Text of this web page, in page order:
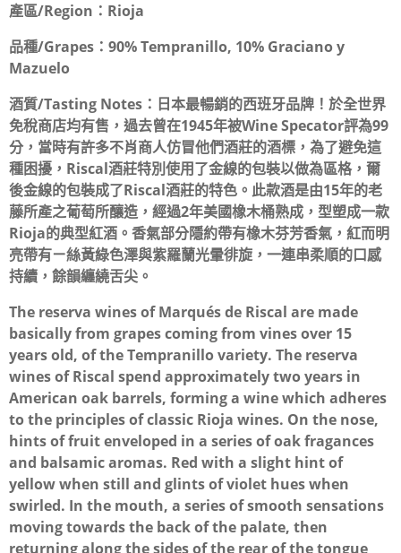
產區/Region： Rioja
品種/Grapes： 90% Tempranillo, 10% Graciano y
Mazuelo
酒質/Tasting Notes： 日本最暢銷的西班牙品牌！於全世界
免稅商店均有售，過去曾在1945年被Wine Specator評為99
分，當時有許多不肖商人仿冒他們酒莊的酒標，為了避免這
種困擾，Riscal酒莊特別使用了金線的包裝以做為區格，爾
後金線的包裝成了Riscal酒莊的特色。此款酒是由15年的老
藤所產之葡萄所釀造，經過2年美國橡木桶熟成，型塑成一款
Rioja的典型紅酒。香氣部分隱約帶有橡木芬芳香氣，紅而明
亮帶有ㄧ絲黃綠色澤與紫羅蘭光暈徘旋，一連串柔順的口感
持續，餘韻纏繞舌尖。
The reserva wines of Marqués de Riscal are made
basically from grapes coming from vines over 15
years old, of the Tempranillo variety. The reserva
wines of Riscal spend approximately two years in
American oak barrels, forming a wine which adheres
to the principles of classic Rioja wines. On the nose,
hints of fruit enveloped in a series of oak fragances
and balsamic aromas. Red with a slight hint of
yellow when still and glints of violet hues when
swirled. In the mouth, a series of smooth sensations
moving towards the back of the palate, then
returning along the sides of the rear of the tongue